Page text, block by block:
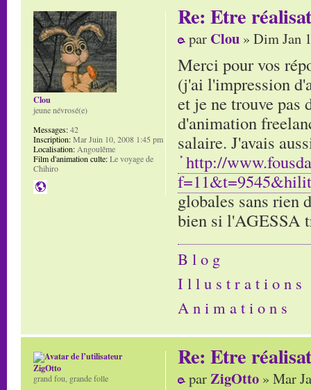
Re: Etre
par Clou » Dim Jan
Merci pour vos
(j'ai l'impression
et je ne trouve pas
d'animation
salaire. J'avais
http://
globales sans rien
bien si l'AGESSA
B l o g
I l l u s t r a t i o n s
A n i m a t i o n s
Clou
jeune névrosé(e)
Messages:42
Inscription:Mar Juin 10, 2008 1:45 pm
Localisation: Angoulême
Film d'animation culte:Le voyage de
Chihiro
Re: Etre
parZigOtto » Mar
ZigOtto
grand fou, grande folle